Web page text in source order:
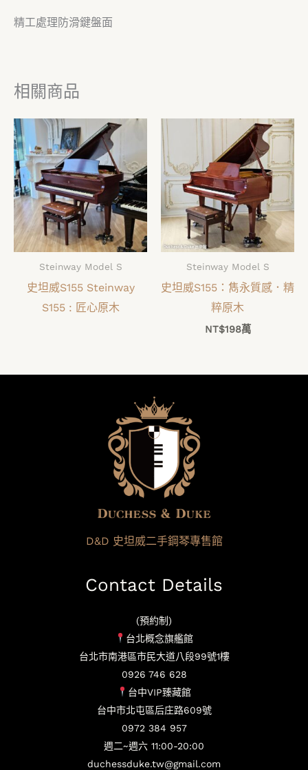
精工處理防滑鍵盤面
相關商品
Steinway Model S
史坦威S155 Steinway
S155 : 匠心原木
Steinway Model S
史坦威S155：雋永質感．精
粹原木
NT$198萬
D&D 史坦威二手鋼琴專售館
Contact Details
(預約制)
台北概念旗艦館
台北市南港區市民大道八段99號1樓
0926 746 628
台中VIP臻藏館
台中市北屯區后庄路609號
0972 384 957
週二~週六 11:00-20:00
duchessduke.tw@gmail.com